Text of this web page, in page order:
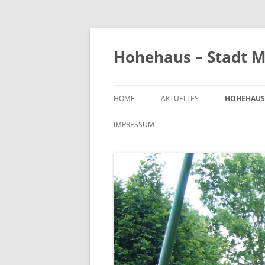
Zum
springen
Hohehaus – Stadt
HOME AKTUELLES HOHEHAUS
ORTS-
1989
BILDER
KIRCHE
FRIEDHOF
IMPRESSUM